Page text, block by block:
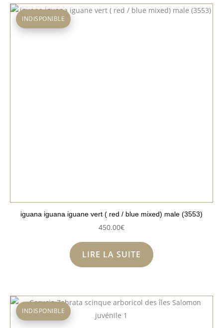
iguana iguana iguane vert ( red / blue mixed) male (3553)
450.00€
INDISPONIBLE
LIRE LA SUITE
INDISPONIBLE